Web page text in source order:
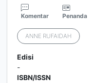
Komentar Penanda
ANNE RUFAIDAH
Edisi
-
ISBN/ISSN